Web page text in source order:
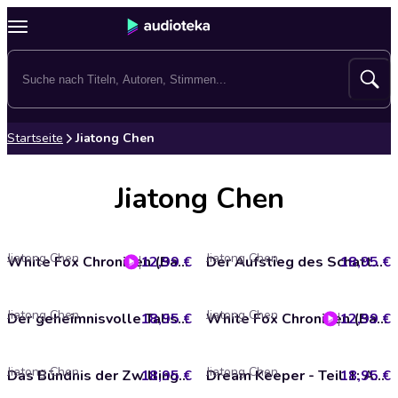
Startseite Jiatong Chen
Jiatong Chen
White Fox Chroniken (Band 1) - Das Geheimnis des Silberbaums
Jiatong Chen 12,99 € Der Aufstieg des Schattenkaisers - Dream Keeper, Band 4 (Ungekürzt)
Jiatong Chen 18,95 €
Der geheimnisvolle Talisman - Dream Keeper, Band 3 (Ungekürzt)
Jiatong Chen 18,95 € White Fox Chroniken (Band 2) - Aufbruch zum Schwarzen See
Jiatong Chen 12,99 €
Das Bündnis der Zwillingssterne - Dream Keeper, Band 2 (Ungekürzt)
Jiatong Chen 18,95 € Dream Keeper - Teil 1: Aufbruch ins Reich der Träume - Dream Keeper, Band 1 (Ungekürzt)
Jiatong Chen 18,95 €